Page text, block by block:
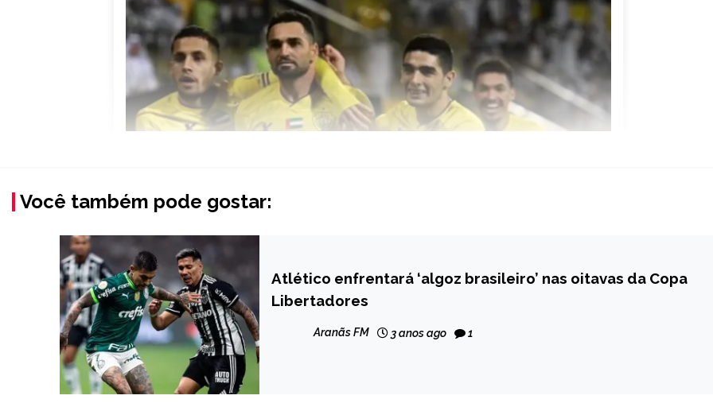
Você também pode gostar:
ESPORTES
Atlético enfrentará ‘algoz brasileiro’ nas oitavas da Copa
Libertadores
Aranãs FM 3 anos ago 1